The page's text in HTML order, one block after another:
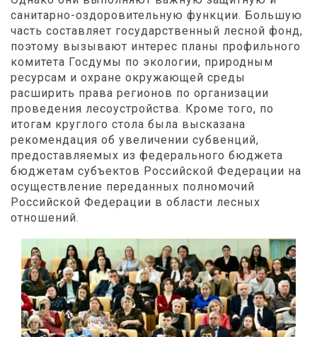
санитарно-оздоровительную функции. Большую
часть составляет государственный лесной фонд,
поэтому вызывают интерес планы профильного
комитета Госдумы по экологии, природным
ресурсам и охране окружающей среды
расширить права регионов по организации
проведения лесоустройства. Кроме того, по
итогам круглого стола была высказана
рекомендация об увеличении субвенций,
предоставляемых из федерального бюджета
бюджетам субъектов Российской Федерации на
осуществление переданных полномочий
Российской Федерации в области лесных
отношений.